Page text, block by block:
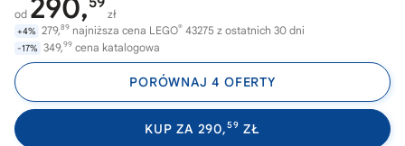
od 290, zł
+4% 279,89 najniższa cena LEGO® 43275 z ostatnich 30 dni
-17% 349,99 cena katalogowa
PORÓWNAJ 4 OFERTY
KUP ZA 290,59 ZŁ